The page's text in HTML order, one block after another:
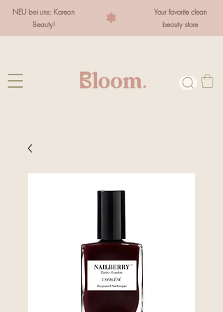
NEU bei uns: Korean
Beauty!
Your favorite clean
beauty store